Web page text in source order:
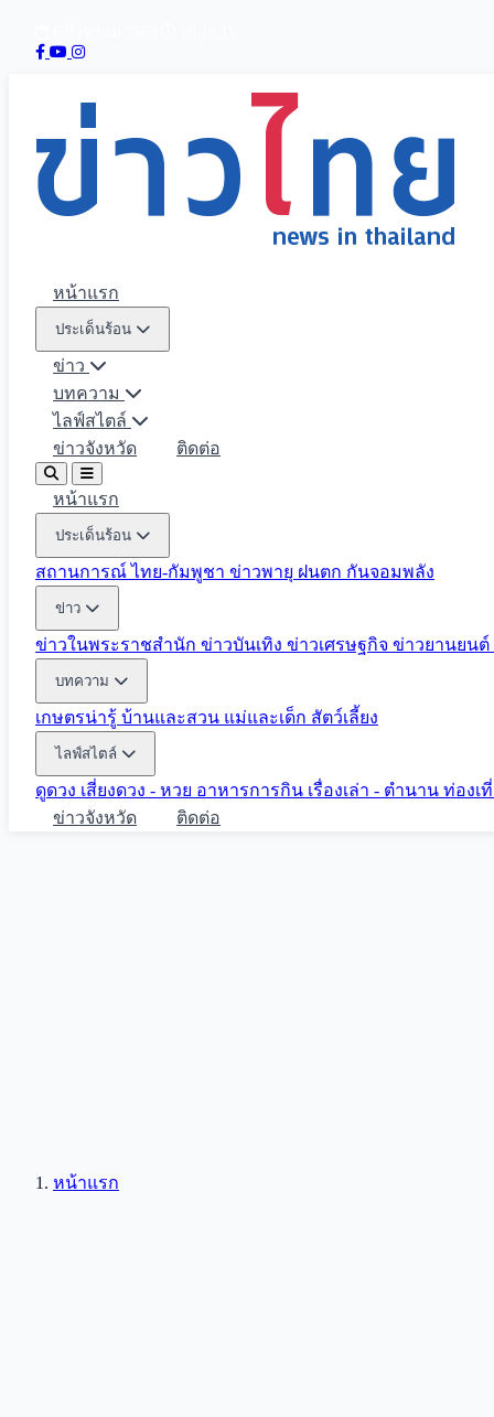
หน้าแรก
ประเด็นร้อน
ข่าว
บทความ
ไลฟ์สไตล์
ข่าวจังหวัด
ติดต่อ
หน้าแรก
ประเด็นร้อน
สถานการณ์ ไทย-กัมพูชา ข่าวพายุ ฝนตก กันจอมพลัง
ข่าว
ข่าวในพระราชสำนัก ข่าวบันเทิง ข่าวเศรษฐกิจ ข่าวยานยนต์
บทความ
เกษตรน่ารู้ บ้านและสวน แม่และเด็ก สัตว์เลี้ยง
ไลฟ์สไตล์
ดูดวง เสี่ยงดวง - หวย อาหารการกิน เรื่องเล่า - ตำนาน ท่องเ
ข่าวจังหวัด
ติดต่อ
หน้าแรก